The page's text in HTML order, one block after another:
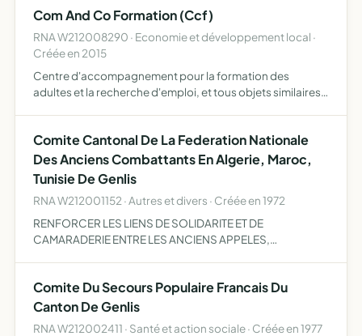
Com And Co Formation (Ccf)
RNA W212008290 · Economie et développement local ·
Créée en 2015
Centre d'accompagnement pour la formation des
adultes et la recherche d'emploi, et tous objets similaires,
Comite Cantonal De La Federation Nationale
Des Anciens Combattants En Algerie, Maroc,
Tunisie De Genlis
RNA W212001152 · Autres et divers · Créée en 1972
RENFORCER LES LIENS DE SOLIDARITE ET DE
CAMARADERIE ENTRE LES ANCIENS APPELES,
Comite Du Secours Populaire Francais Du
Canton De Genlis
RNA W212002411 · Santé et action sociale · Créée en 1977